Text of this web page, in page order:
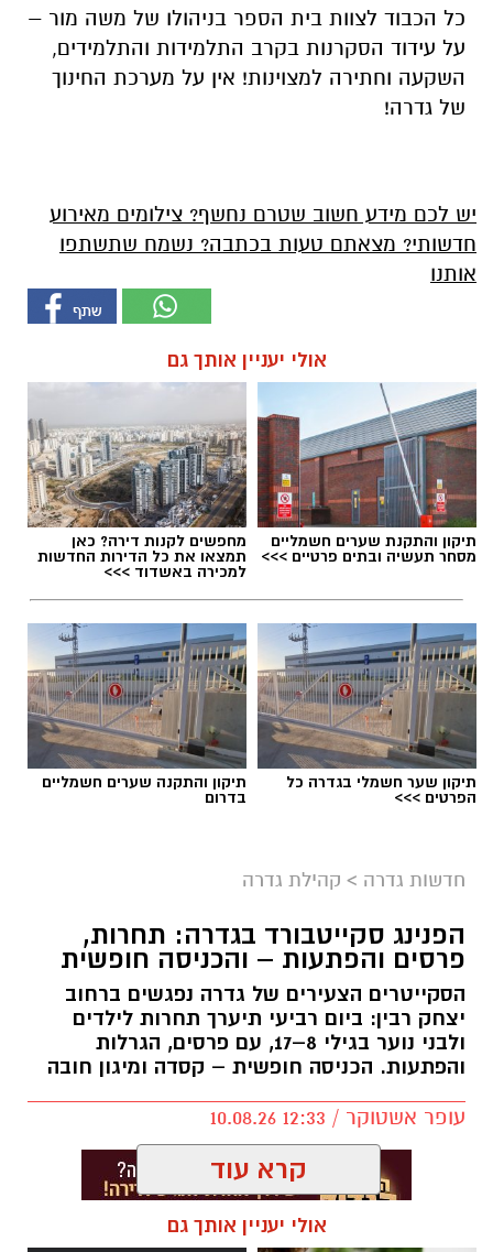
כל הכבוד לצוות בית הספר בניהולו של משה מור –
על עידוד הסקרנות בקרב התלמידות והתלמידים,
השקעה וחתירה למצוינות! אין על מערכת החינוך
של גדרה!
יש לכם מידע חשוב שטרם נחשף? צילומים מאירוע
חדשותי? מצאתם טעות בכתבה? נשמח שתשתפו
אותנו
אולי יעניין אותך גם
תיקון והתקנת שערים חשמליים
מסחר תעשיה ובתים פרטיים >>>
מחפשים לקנות דירה? כאן
תמצאו את כל הדירות החדשות
למכירה באשדוד >>>
תיקון שער חשמלי בגדרה כל
הפרטים >>>
תיקון והתקנה שערים חשמליים
בדרום
חדשות גדרה > קהילת גדרה
הפנינג סקייטבורד בגדרה: תחרות,
פרסים והפתעות – והכניסה חופשית
הסקייטרים הצעירים של גדרה נפגשים ברחוב
יצחק רבין: ביום רביעי תיערך תחרות לילדים
ולבני נוער בגילי 8–17, עם פרסים, הגרלות
והפתעות. הכניסה חופשית – קסדה ומיגון חובה
עופר אשטוקר / 12:33 10.08.26
קרא עוד
אולי יעניין אותך גם